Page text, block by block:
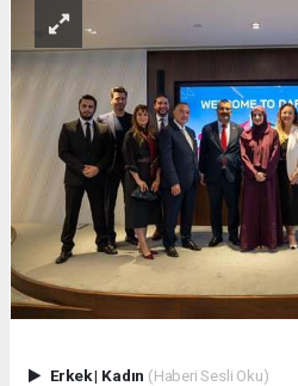
Erkek| Kadın (Haberi Sesli Oku)